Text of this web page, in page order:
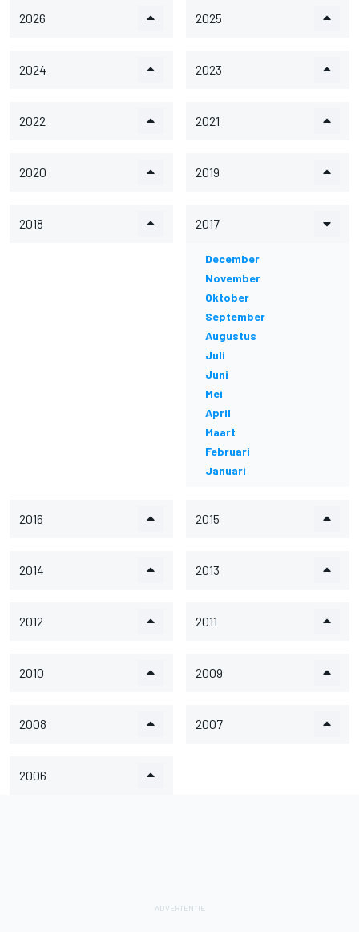
2026
2025
2024 2023
2022 2021
2020 2019
2018 2017
December
November
Oktober
September
Augustus
Juli
Juni
Mei
April
Maart
Februari
Januari
2016 2015
2014 2013
2012 2011
2010 2009
2008 2007
2006